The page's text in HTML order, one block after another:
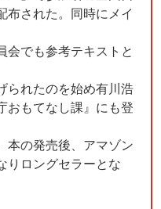
布された。同時にメイ
会でも参考テキストと
られたのを始め有川浩
おもてなし課』にも登
本の発売後、アマゾン
りロングセラーとな